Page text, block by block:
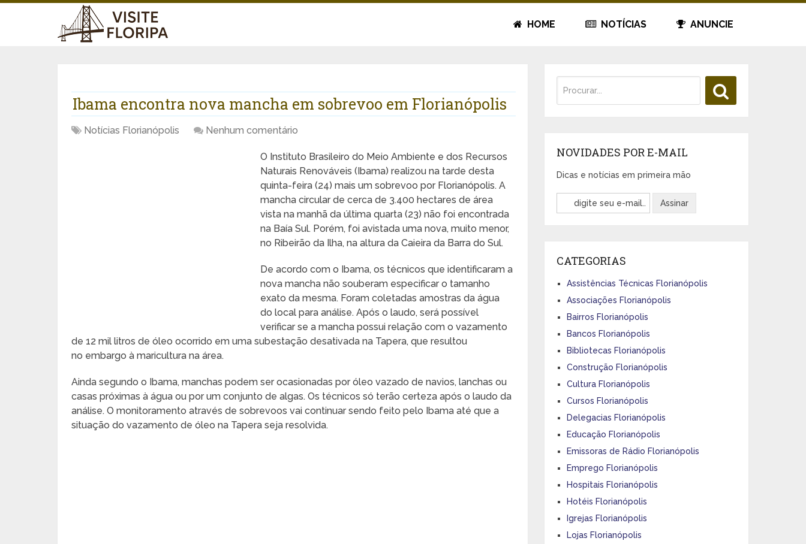
HOME NOTÍCIAS ANUNCIE
Ibama encontra nova mancha em sobrevoo em Florianópolis
Notícias Florianópolis Nenhum comentário
O Instituto Brasileiro do Meio Ambiente e dos Recursos
Naturais Renováveis (Ibama) realizou na tarde desta
quinta-feira (24) mais um sobrevoo por Florianópolis. A
mancha circular de cerca de 3.400 hectares de área
vista na manhã da última quarta (23) não foi encontrada
na Baía Sul. Porém, foi avistada uma nova, muito menor,
no Ribeirão da Ilha, na altura da Caieira da Barra do Sul.
De acordo com o Ibama, os técnicos que identificaram a
nova mancha não souberam especificar o tamanho
exato da mesma. Foram coletadas amostras da água
do local para análise. Após o laudo, será possível
verificar se a mancha possui relação com o vazamento
de 12 mil litros de óleo ocorrido em uma subestação desativada na Tapera, que resultou
no embargo à maricultura na área.
Ainda segundo o Ibama, manchas podem ser ocasionadas por óleo vazado de navios, lanchas ou
casas próximas à água ou por um conjunto de algas. Os técnicos só terão certeza após o laudo da
análise. O monitoramento através de sobrevoos vai continuar sendo feito pelo Ibama até que a
situação do vazamento de óleo na Tapera seja resolvida.
NOVIDADES POR E-MAIL
Dicas e notícias em primeira mão
CATEGORIAS
Assistências Técnicas Florianópolis
Associações Florianópolis
Bairros Florianópolis
Bancos Florianópolis
Bibliotecas Florianópolis
Construção Florianópolis
Cultura Florianópolis
Cursos Florianópolis
Delegacias Florianópolis
Educação Florianópolis
Emissoras de Rádio Florianópolis
Emprego Florianópolis
Hospitais Florianópolis
Hotéis Florianópolis
Igrejas Florianópolis
Lojas Florianópolis